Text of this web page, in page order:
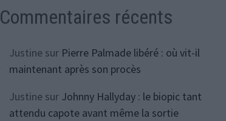
Commentaires récents
Justinesur Pierre Palmade libéré : où vit-il
maintenant après son procès
Justinesur Johnny Hallyday : le biopic tant
attendu capote avant même la sortie